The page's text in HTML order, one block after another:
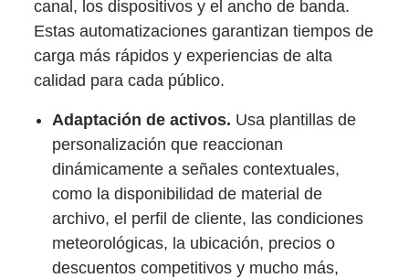
canal, los dispositivos y el ancho de banda.
Estas automatizaciones garantizan tiempos de
carga más rápidos y experiencias de alta
calidad para cada público.
Adaptación de activos. Usa plantillas de
personalización que reaccionan
dinámicamente a señales contextuales,
como la disponibilidad de material de
archivo, el perfil de cliente, las condiciones
meteorológicas, la ubicación, precios o
descuentos competitivos y mucho más,